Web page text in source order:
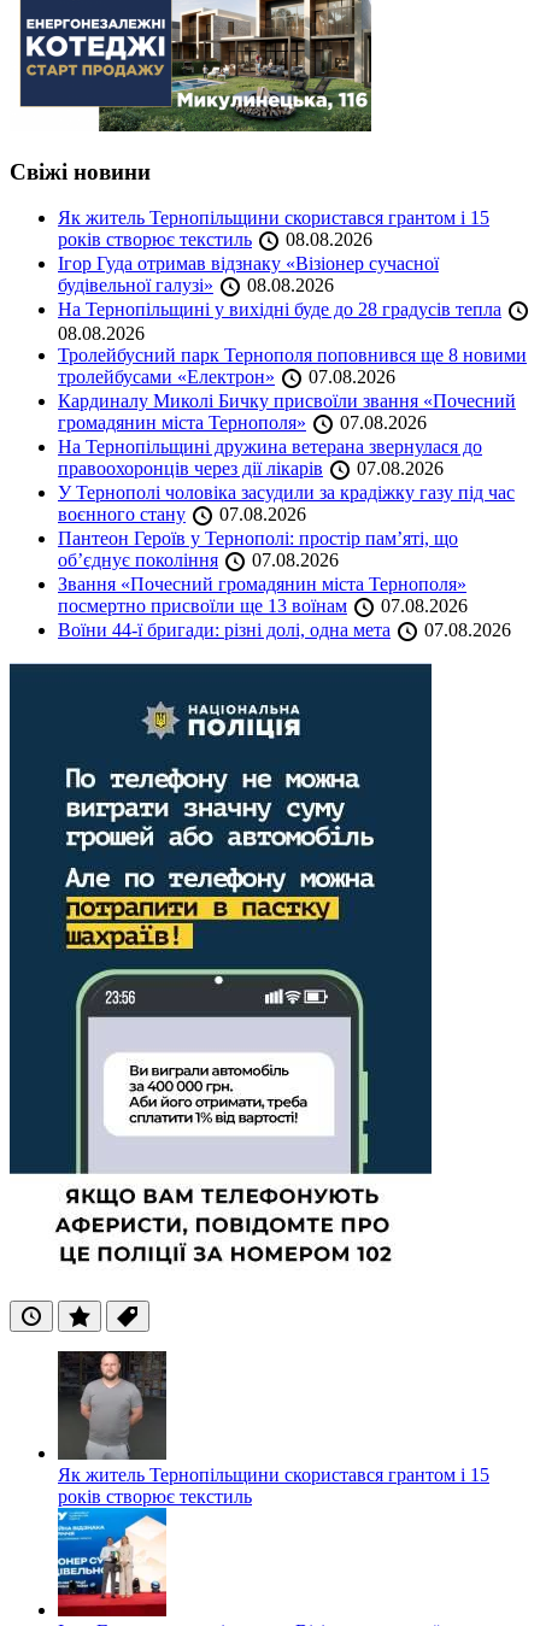
Свіжі новини
Як житель Тернопільщини скористався грантом і 15
років створює текстиль
08.08.2026
Ігор Гуда отримав відзнаку «Візіонер сучасної
будівельної галузі»
08.08.2026
На Тернопільщині у вихідні буде до 28 градусів тепла
08.08.2026
Тролейбусний парк Тернополя поповнився ще 8 новими
тролейбусами «Електрон»
07.08.2026
Кардиналу Миколі Бичку присвоїли звання «Почесний
громадянин міста Тернополя»
07.08.2026
На Тернопільщині дружина ветерана звернулася до
правоохоронців через дії лікарів
07.08.2026
У Тернополі чоловіка засудили за крадіжку газу під час
воєнного стану
07.08.2026
Пантеон Героїв у Тернополі: простір пам’яті, що
об’єднує покоління
07.08.2026
Звання «Почесний громадянин міста Тернополя»
посмертно присвоїли ще 13 воїнам
07.08.2026
Воїни 44-ї бригади: різні долі, одна мета
07.08.2026
ОстанніПопулярні
Теги
Як житель Тернопільщини скористався грантом і 15
років створює текстиль